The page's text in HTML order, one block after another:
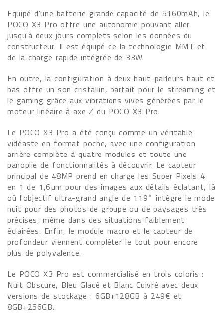
Equipé d'une batterie grande capacité de 5160mAh, le
POCO X3 Pro offre une autonomie pouvant aller
jusqu'à deux jours complets selon les données du
constructeur. Il est équipé de la technologie MMT et
de la charge rapide intégrée de 33W.
En outre, la configuration à deux haut-parleurs haut et
bas offre un son cristallin, parfait pour le streaming et
le gaming grâce aux vibrations vives générées par le
moteur linéaire à axe Z du POCO X3 Pro.
Le POCO X3 Pro a été conçu comme un véritable
vidéaste en format poche, avec une configuration
arrière complète à quatre modules et toute une
panoplie de fonctionnalités à découvrir. Le capteur
principal de 48MP prend en charge les Super Pixels 4
en 1 de 1,6µm pour des images aux détails éclatant, là
où l'objectif ultra-grand angle de 119° intègre le mode
nuit pour des photos de groupe ou de paysages très
précises, même dans des situations faiblement
éclairées. Enfin, le module macro et le capteur de
profondeur viennent compléter le tout pour encore
plus de polyvalence.
Le POCO X3 Pro est commercialisé en trois coloris :
Nuit Obscure, Bleu Glacé et Blanc Cuivré avec deux
versions de stockage : 6GB+128GB à 249€ et
8GB+256GB.